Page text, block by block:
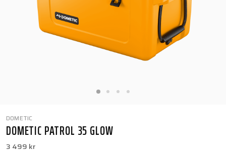
DOMETIC
DOMETIC PATROL 35 GLOW
3 499 kr